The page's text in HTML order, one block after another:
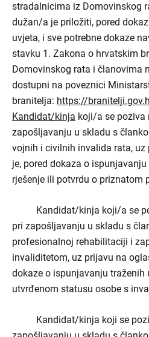
stradalnicima iz Domovinskog
dužan/a je priložiti, pored
uvjeta, i sve potrebne dokaze
stavku 1. Zakona o hrvatskim
Domovinskog rata i članovima
dostupni na poveznici
branitelja: https://
Kandidat/kinja koji/a se poziva
zapošljavanju u skladu s
vojnih i civilnih invalida rata,
je, pored dokaza o
rješenje ili potvrdu o priznatom
Kandidat/kinja koji/a se
pri zapošljavanju u skladu s
profesionalnoj rehabilitaciji i
invaliditetom, uz prijavu na
dokaze o ispunjavanju traženih
utvrđenom statusu osobe s
Kandidat/kinja koji se